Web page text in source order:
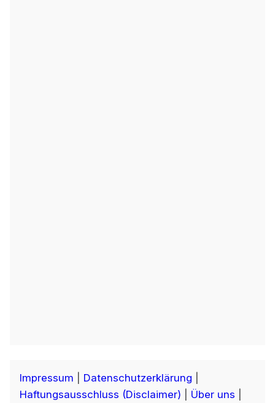
Impressum Datenschutzerklärung
Haftungsausschluss (Disclaimer)
Über uns